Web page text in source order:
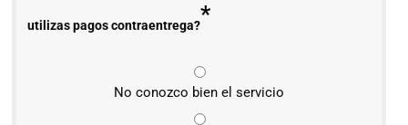
utilizas pagos contraentrega?*
No conozco bien el servicio